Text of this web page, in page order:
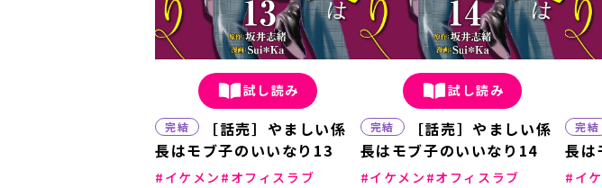
試し読み
完結
［話売］やましい係
長はモブ子のいいなり13
イケメン
オフィスラブ
試し読み
完結
［話売］やましい係
長はモブ子のいいなり14
イケメン
オフィスラブ
完結
長は
イ